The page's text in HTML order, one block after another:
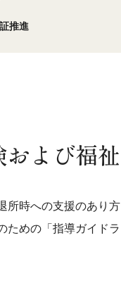
推進
よび福
時への支援のあり
ための「指導ガイド